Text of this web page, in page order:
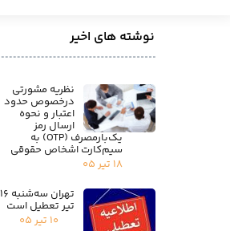
نوشته های اخیر
نظریه مشورتی
درخصوص حدود
اعتبار و نحوه
ارسال رمز
یک‌بارمصرف (OTP) به
سیم‌کارت اشخاص حقوقی
۱۸ تیر ۰۵
تهران سه‌شنبه ۱۶
تیر تعطیل است
۱۰ تیر ۰۵